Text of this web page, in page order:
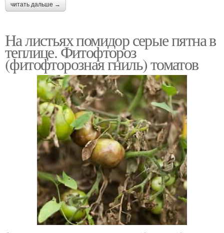
читать дальше →
На листьях помидор серые пятна в
теплице. Фитофтороз
(фитофторозная гниль) томатов